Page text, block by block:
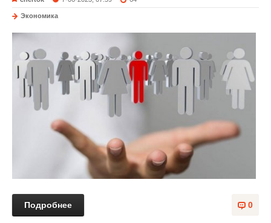
Экономика
0
Подробнее